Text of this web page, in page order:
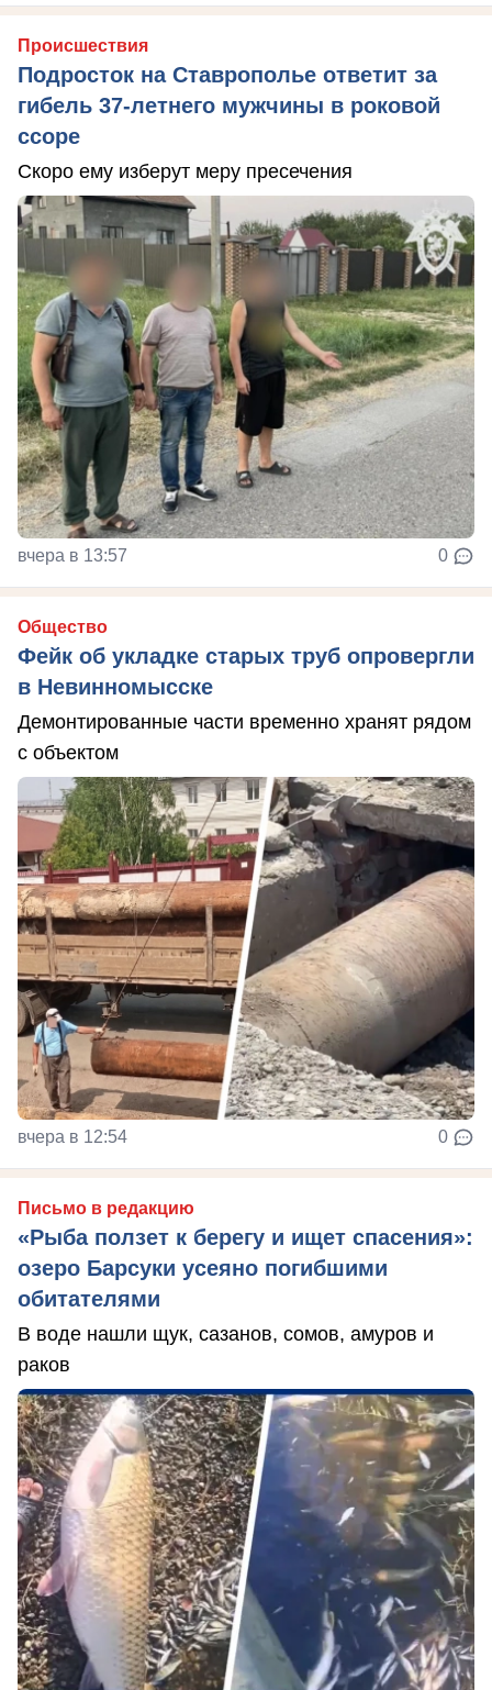
Происшествия
Подросток на Ставрополье ответит за
гибель 37-летнего мужчины в роковой
ссоре
Скоро ему изберут меру пресечения
вчера в 13:57 0
Общество
Фейк об укладке старых труб опровергли
в Невинномысске
Демонтированные части временно хранят рядом
с объектом
вчера в 12:54 0
Письмо в редакцию
«Рыба ползет к берегу и ищет спасения»:
озеро Барсуки усеяно погибшими
обитателями
В воде нашли щук, сазанов, сомов, амуров и
раков